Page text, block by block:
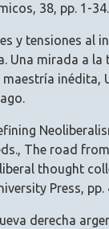
38, pp. 1-34.
y tensiones al
Una mirada a la
inédita,
The road
thought
Press, pp.
derecha